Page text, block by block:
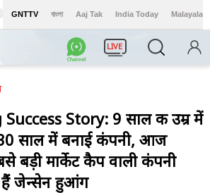
GNTTV বাংলা Aaj Tak India Today Malayalam
LIVE
Story: 9 साल की उम्र में
साल में बनाई कंपनी, आज
बड़ी मार्केट कैप वाली कंपनी
हैं जेन्सेन हुआंग